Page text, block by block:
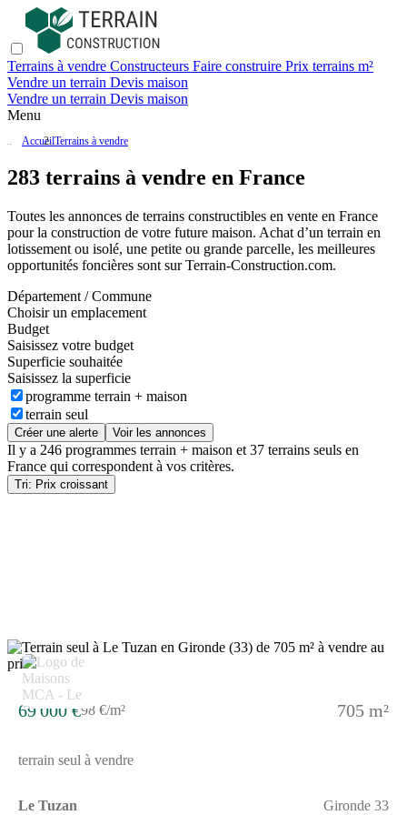
Terrains à vendre Constructeurs Faire construire Prix terrains m²
Vendre un terrain Devis maison
Vendre un terrain Devis maison
Menu
AccueilTerrains à vendre
283 terrains à vendre en France
Toutes les annonces de terrains constructibles en vente en France
pour la construction de votre future maison. Achat d’un terrain en
lotissement ou isolé, une petite ou grande parcelle, les meilleures
opportunités foncières sont surTerrain-Construction.com.
Département / Commune
Choisir un emplacement
Budget
Saisissez votre budget
Superficie souhaitée
Saisissez la superficie
programme terrain + maison
terrain seul
Créer une alerte Voir les annonces
Il y a 246 programmes terrain + maison et 37 terrains seuls en
France qui correspondent à vos critères.
Tri: Prix croissant
69 000 €98 €/m² 705 m²
terrain seul à vendre
Le Tuzan Gironde 33